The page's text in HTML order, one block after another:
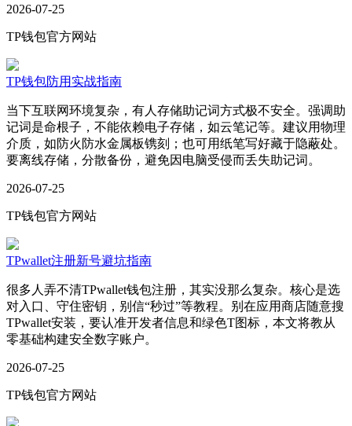
2026-07-25
TP钱包官方网站
TP钱包防用实战指南
当下互联网环境复杂，有人存储助记词方式极不安全。强调助
记词是命根子，不能依赖电子存储，如云笔记等。建议用物理
介质，如防火防水金属板镌刻；也可用纸笔写好藏于隐蔽处。
要离线存储，分散备份，避免因电脑受侵而丢失助记词。
2026-07-25
TP钱包官方网站
TPwallet注册新号避坑指南
很多人弄不清TPwallet钱包注册，其实没那么复杂。核心是选
对入口、守住密钥，别信“秒过”等教程。别在应用商店随意搜
TPwallet安装，要认准开发者信息和绿色T图标，本文将教从
零基础构建安全数字账户。
2026-07-25
TP钱包官方网站